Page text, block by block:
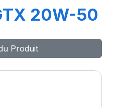
20W-50
Produit